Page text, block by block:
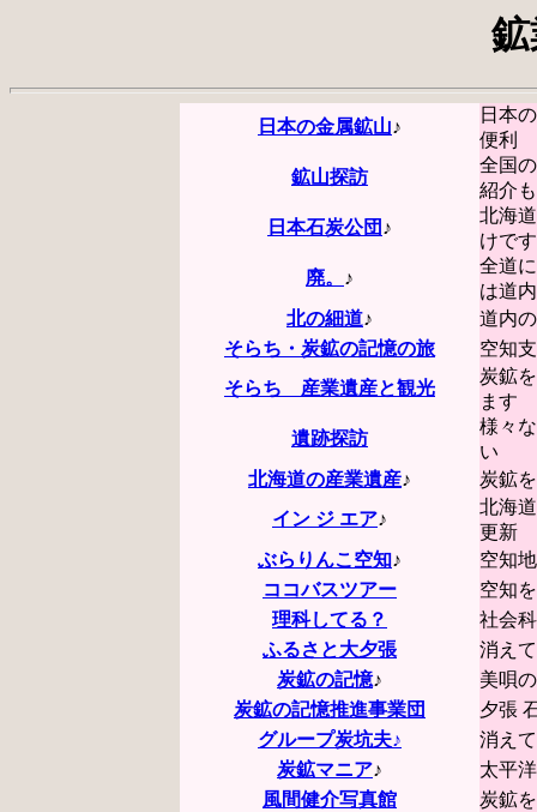
日本の金属鉱山♪
日本
便利
鉱山探訪
全国
紹介
日本石炭公団 ♪
北海
けです
廃。 ♪
全道
は道
北の細道♪
道内
そらち・炭鉱の記憶の旅
空知
そらち 産業遺産と観光
炭鉱
ます
遺跡探訪
様々
い
北海道の産業遺産♪
炭鉱
イン ジ エア♪
北海
更新
ぶらりんこ空知♪
空知
ココバスツアー
空知
理科してる？
社会
ふるさと大夕張
消え
炭鉱の記憶♪
美唄
炭鉱の記憶推進事業団
夕張
グループ炭坑夫♪
消え
炭鉱マニア♪
太平
風間健介写真館
炭鉱